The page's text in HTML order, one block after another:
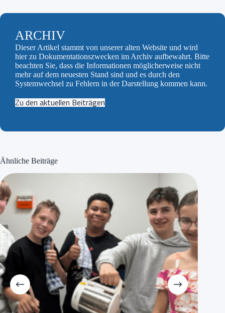
ARCHIV
Dieser Artikel stammt von unserer alten Website und wird
hier zu Dokumentationszwecken im Archiv aufbewahrt. Bitte
beachten Sie, dass die Informationen möglicherweise nicht
mehr auf dem neuesten Stand sind und es durch den
Systemwechsel zu Fehlern in der Darstellung kommen kann.
Zu den aktuellen Beiträgen
Ähnliche Beiträge